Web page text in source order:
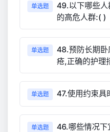
单选题
49.以下哪些
的高危人群:( )
单选题
48.预防长期
疮,正确的护理
单选题 47.使用约束具
单选题
46.哪些情况下